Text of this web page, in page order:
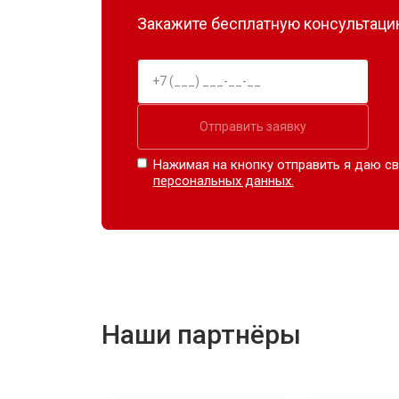
Закажите бесплатную
Отправить заявку
Нажимая на кнопку отправить я даю
персональных данных.
Наши партнёры